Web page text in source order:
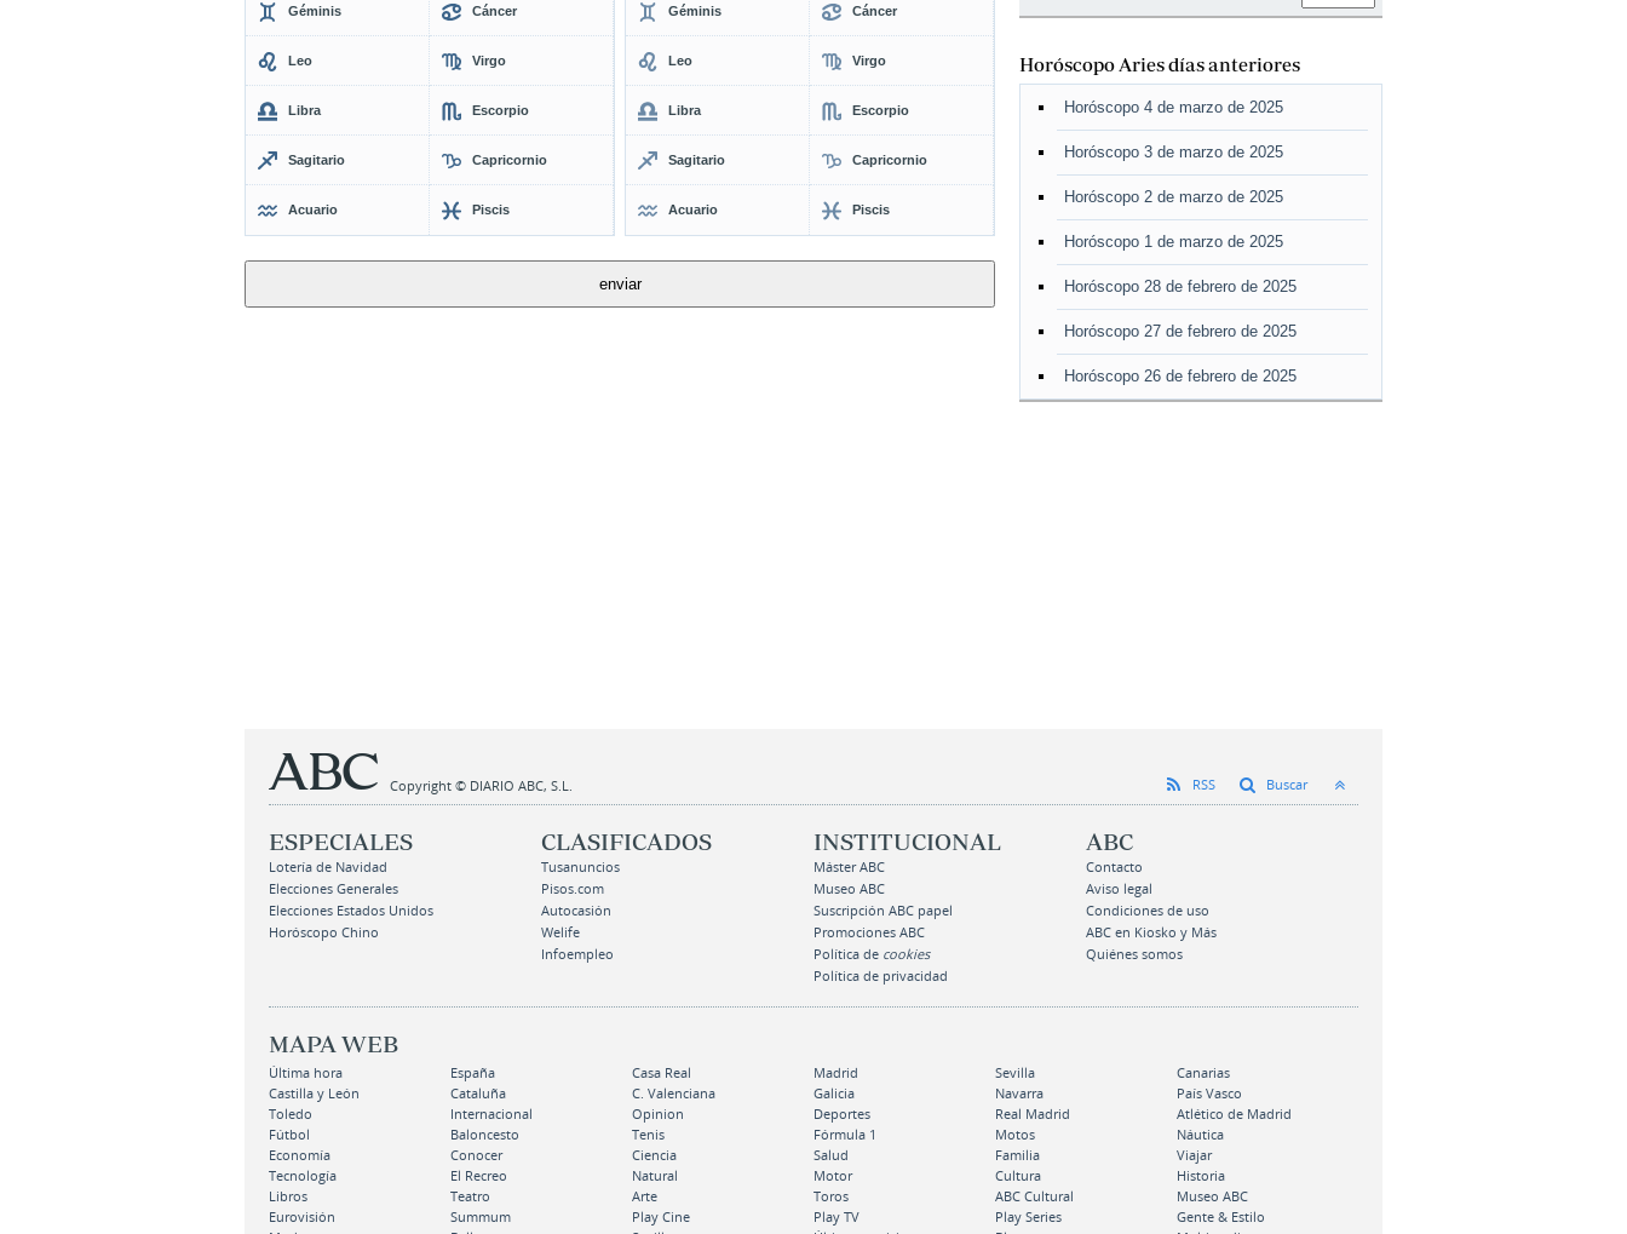
Géminis Cáncer
Leo Virgo
Libra Escorpio
Sagitario Capricornio
Acuario Piscis
Géminis Cáncer
Leo Virgo
Libra Escorpio
Sagitario Capricornio
Acuario Piscis
Horóscopo Aries días anteriores
Horóscopo 4 de marzo de 2025
Horóscopo 3 de marzo de 2025
Horóscopo 2 de marzo de 2025
Horóscopo 1 de marzo de 2025
Horóscopo 28 de febrero de 2025
Horóscopo 27 de febrero de 2025
Horóscopo 26 de febrero de 2025
Copyright © DIARIO ABC, S.L. RSS Buscar
ESPECIALES
Lotería de Navidad
Elecciones Generales
Elecciones Estados Unidos
Horóscopo Chino
CLASIFICADOS
Tusanuncios
Pisos.com
Autocasión
Welife
Infoempleo
INSTITUCIONAL
Máster ABC
Museo ABC
Suscripción ABC papel
Promociones ABC
Política de cookies
Política de privacidad
ABC
Contacto
Aviso legal
Condiciones de uso
ABC en Kiosko y Más
Quiénes somos
MAPA WEB
Última hora España Casa Real Madrid Sevilla
Canarias
Castilla y León
Cataluña C. Valenciana Galicia Navarra
País Vasco
Toledo
Internacional Opinion Deportes Real Madrid
Atlético de Madrid
Fútbol
Baloncesto Tenis Fórmula 1 Motos
Náutica
Economía
Conocer Ciencia Salud Familia
Viajar
Tecnología
El Recreo Natural Motor Cultura
Historia
Libros
Teatro Arte Toros ABC Cultural
Museo ABC
Eurovisión
Summum Play Cine Play TV Play Series
Gente & Estilo